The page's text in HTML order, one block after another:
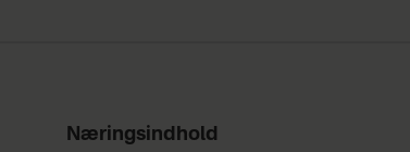
Næringsindhold